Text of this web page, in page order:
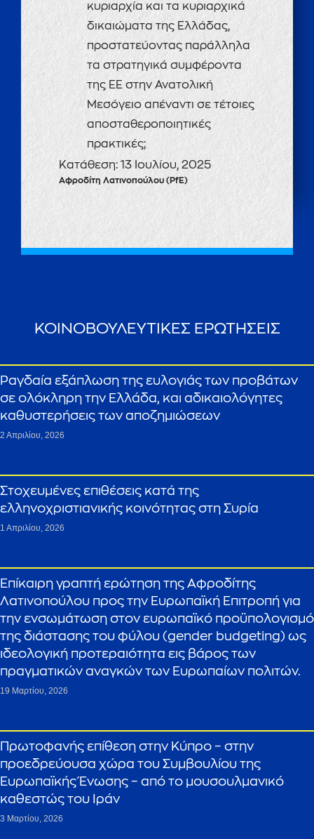
κυριαρχία και τα κυριαρχικά
δικαιώματα της Ελλάδας,
προστατεύοντας παράλληλα
τα στρατηγικά συμφέροντα
της ΕΕ στην Ανατολική
Μεσόγειο απέναντι σε τέτοιες
αποσταθεροποιητικές
πρακτικές;
Κατάθεση: 13 Ιουλίου, 2025
Αφροδίτη Λατινοπούλου (PfE)
ΚΟΙΝΟΒΟΥΛΕΥΤΙΚΕΣ ΕΡΩΤΗΣΕΙΣ
Ραγδαία εξάπλωση της ευλογιάς των προβάτων
σε ολόκληρη την Ελλάδα, και αδικαιολόγητες
καθυστερήσεις των αποζημιώσεων
2 Απριλίου, 2026
Στοχευμένες επιθέσεις κατά της
ελληνοχριστιανικής κοινότητας στη Συρία
1 Απριλίου, 2026
Επίκαιρη γραπτή ερώτηση της Αφροδίτης
Λατινοπούλου προς την Ευρωπαϊκή Επιτροπή για
την ενσωμάτωση στον ευρωπαϊκό προϋπολογισμό
της διάστασης του φύλου (gender budgeting) ως
ιδεολογική προτεραιότητα εις βάρος των
πραγματικών αναγκών των Ευρωπαίων πολιτών.
19 Μαρτίου, 2026
Πρωτοφανής επίθεση στην Κύπρο – στην
προεδρεύουσα χώρα του Συμβουλίου της
Ευρωπαϊκής Ένωσης – από το μουσουλμανικό
καθεστώς του Ιράν
3 Μαρτίου, 2026